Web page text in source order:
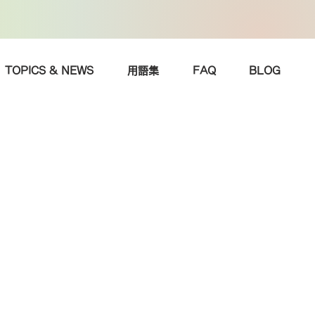
TOPICS & NEWS 用語集 FAQ BLOG